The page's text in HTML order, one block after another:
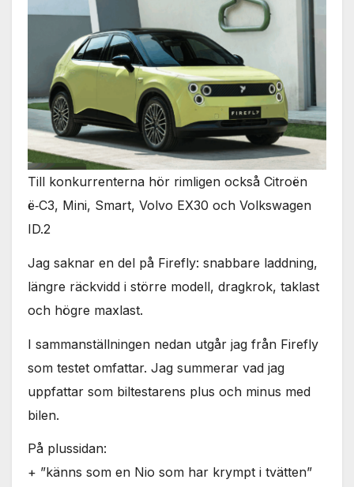
Till konkurrenterna hör rimligen också Citroën
ë‑C3, Mini, Smart, Volvo EX30 och Volkswagen
ID.2
Jag saknar en del på Firefly: snabbare laddning,
längre räckvidd i större modell, dragkrok, taklast
och högre maxlast.
I sammanställningen nedan utgår jag från Firefly
som testet omfattar. Jag summerar vad jag
uppfattar som biltestarens plus och minus med
bilen.
På plussidan:
+ ”känns som en Nio som har krympt i tvätten”